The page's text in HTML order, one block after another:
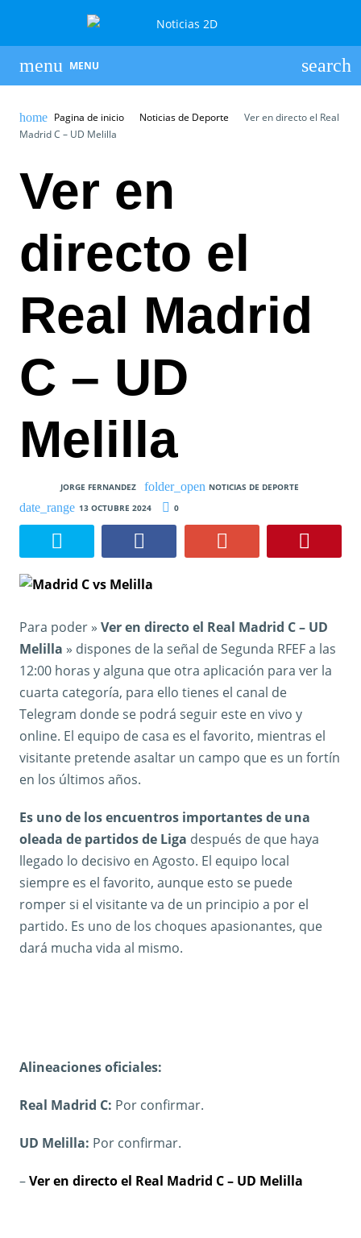
MENU
Pagina de inicio Noticias de Deporte
Ver en directo el Real
Madrid C – UD Melilla
Ver en
directo el
Real Madrid
C – UD
Melilla
JORGE FERNANDEZ
NOTICIAS DE DEPORTE
13 OCTUBRE 2024
0
Para poder » Ver en directo el Real Madrid C – UD
Melilla » dispones de la señal de Segunda RFEF a las
12:00 horas y alguna que otra aplicación para ver la
cuarta categoría, para ello tienes el canal de
Telegram donde se podrá seguir este en vivo y
online. El equipo de casa es el favorito, mientras el
visitante pretende asaltar un campo que es un fortín
en los últimos años.
Es uno de los encuentros importantes de una
oleada de partidos de Liga después de que haya
llegado lo decisivo en Agosto. El equipo local
siempre es el favorito, aunque esto se puede
romper si el visitante va de un principio a por el
partido. Es uno de los choques apasionantes, que
dará mucha vida al mismo.
Alineaciones oficiales:
Real Madrid C: Por confirmar.
UD Melilla: Por confirmar.
–Ver en directo el Real Madrid C – UD Melilla